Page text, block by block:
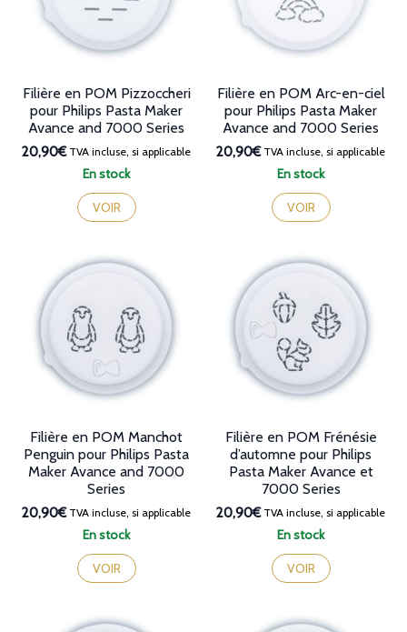
En stock
Filière en POM Pizzoccheri
pour Philips Pasta Maker
Avance and 7000 Series
20,90€TVA incluse, si applicable
VOIR
En stock
Filière en POM Arc-en-ciel
pour Philips Pasta Maker
Avance and 7000 Series
20,90€TVA incluse, si applicable
VOIR
En stock
Filière en POM Manchot
Penguin pour Philips Pasta
Maker Avance and 7000
Series
20,90€TVA incluse, si applicable
VOIR
En stock
Filière en POM Frénésie
d’automne pour Philips
Pasta Maker Avance et
7000 Series
20,90€TVA incluse, si applicable
VOIR